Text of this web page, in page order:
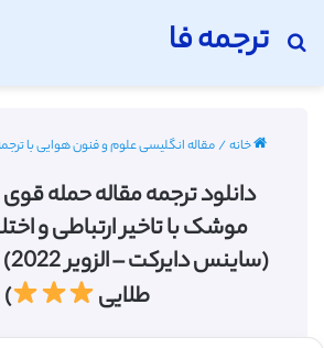
ترجمه فا
جستجو برای
خانه/مقاله انگلیسی علوم و فنون هوایی با ترجمه فارسی
دانلود ترجمه مقاله حمله
موشک با تاخیر ارتباطی و
طلایی
)